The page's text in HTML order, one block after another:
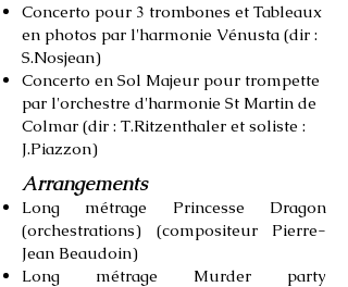
Concerto pour 3 trombones et Tableaux
en photos par l'harmonie Vénusta (dir :
S.Nosjean)
Concerto en Sol Majeur pour trompette
par l'orchestre d'harmonie St Martin de
Colmar (dir : T.Ritzenthaler et soliste :
J.Piazzon)
Arrangements
Long métrage Princesse Dragon
(orchestrations) (compositeur Pierre-
Jean Beaudoin)
Long métrage Murder party